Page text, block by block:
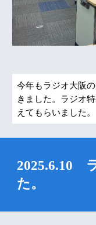
今年もラジオ大阪
きました。ラジオ
えてもらいました。
2025.6.10
た。